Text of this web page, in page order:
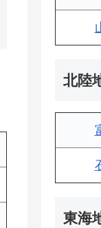
北陸
東海